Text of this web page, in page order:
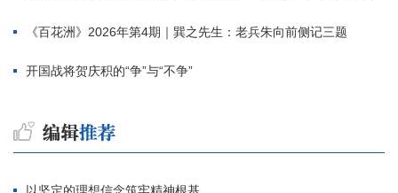
《百花洲》2026年第4期｜巽之先生：老兵朱向前侧记三题
开国战将贺庆积的“争”与“不争”